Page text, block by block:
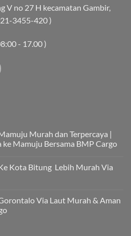
V no 27 H kecamatan Gambir,
3455-420 )
- 17.00 )
Murah dan Terpercaya |
ke Mamuju Bersama BMP Cargo
Kota Bitung Lebih Murah Via
Via Laut Murah & Aman